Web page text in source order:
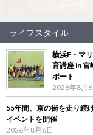
ライフスタイル
横浜F・マ
育講座 in
ポート
2026年8月6
55年間、京の街を走り続
イベントを開催
2026年8月6日